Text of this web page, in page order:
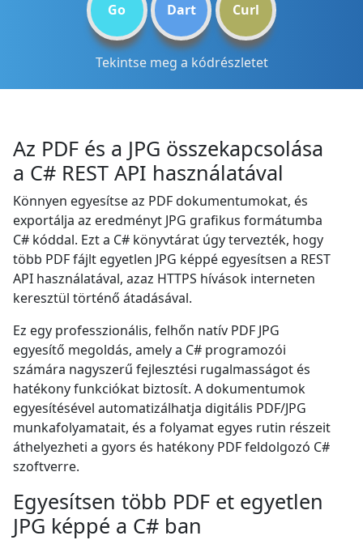
Go Dart Curl
Tekintse meg a kódrészletet
Az PDF és a JPG összekapcsolása
a C# REST API használatával
Könnyen egyesítse az PDF dokumentumokat, és
exportálja az eredményt JPG grafikus formátumba
C# kóddal. Ezt a C# könyvtárat úgy tervezték, hogy
több PDF fájlt egyetlen JPG képpé egyesítsen a REST
API használatával, azaz HTTPS hívások interneten
keresztül történő átadásával.
Ez egy professzionális, felhőn natív PDF JPG
egyesítő megoldás, amely a C# programozói
számára nagyszerű fejlesztési rugalmasságot és
hatékony funkciókat biztosít. A dokumentumok
egyesítésével automatizálhatja digitális PDF/JPG
munkafolyamatait, és a folyamat egyes rutin részeit
áthelyezheti a gyors és hatékony PDF feldolgozó C#
szoftverre.
Egyesítsen több PDF et egyetlen
JPG képpé a C# ban